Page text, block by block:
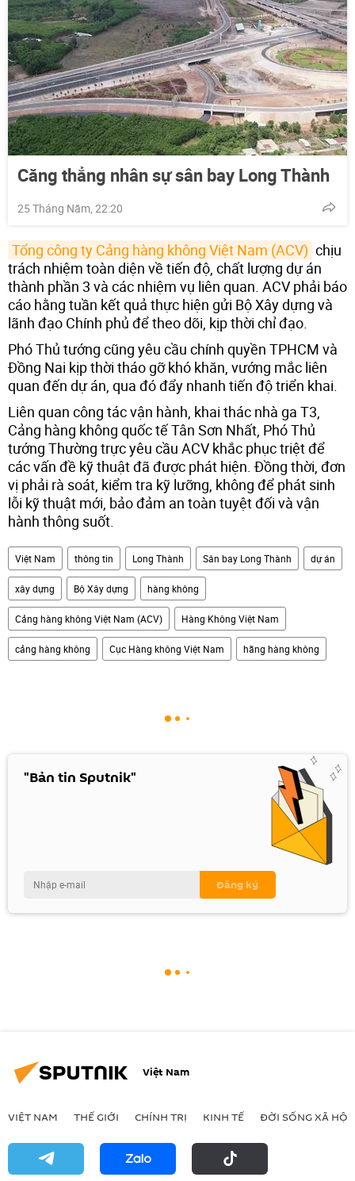
Căng thẳng nhân sự sân bay Long Thành
25 Tháng Năm, 22:20
Tổng công ty Cảng hàng không Việt Nam (ACV) chịu
trách nhiệm toàn diện về tiến độ, chất lượng dự án
thành phần 3 và các nhiệm vụ liên quan. ACV phải báo
cáo hằng tuần kết quả thực hiện gửi Bộ Xây dựng và
lãnh đạo Chính phủ để theo dõi, kịp thời chỉ đạo.
Phó Thủ tướng cũng yêu cầu chính quyền TPHCM và
Đồng Nai kịp thời tháo gỡ khó khăn, vướng mắc liên
quan đến dự án, qua đó đẩy nhanh tiến độ triển khai.
Liên quan công tác vận hành, khai thác nhà ga T3,
Cảng hàng không quốc tế Tân Sơn Nhất, Phó Thủ
tướng Thường trực yêu cầu ACV khắc phục triệt để
các vấn đề kỹ thuật đã được phát hiện. Đồng thời, đơn
vị phải rà soát, kiểm tra kỹ lưỡng, không để phát sinh
lỗi kỹ thuật mới, bảo đảm an toàn tuyệt đối và vận
hành thông suốt.
Việt Nam thông tin Long Thành Sân bay Long Thành dự án
xây dựng Bộ Xây dựng hàng không
Cảng hàng không Việt Nam (ACV) Hàng Không Việt Nam
cảng hàng không Cục Hàng không Việt Nam hãng hàng không
"Bản tin Sputnik"
Việt Nam
VIỆT NAM THẾ GIỚI CHÍNH TRỊ KINH TẾ ĐỜI SỐNG XÃ HỘI